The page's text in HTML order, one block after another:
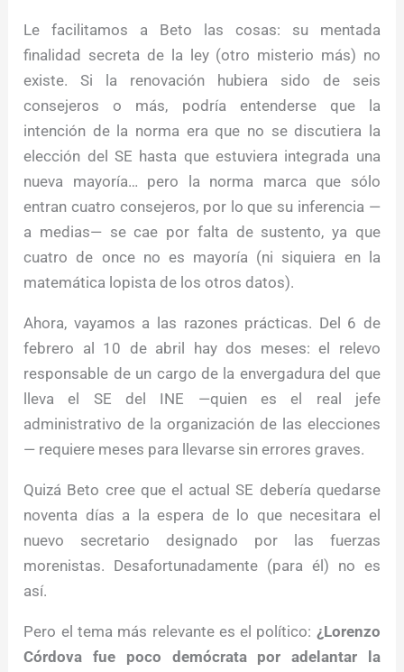
Le facilitamos a Beto las cosas: su mentada
finalidad secreta de la ley (otro misterio más) no
existe. Si la renovación hubiera sido de seis
consejeros o más, podría entenderse que la
intención de la norma era que no se discutiera la
elección del SE hasta que estuviera integrada una
nueva mayoría… pero la norma marca que sólo
entran cuatro consejeros, por lo que su inferencia —
a medias— se cae por falta de sustento, ya que
cuatro de once no es mayoría (ni siquiera en la
matemática lopista de los otros datos).
Ahora, vayamos a las razones prácticas. Del 6 de
febrero al 10 de abril hay dos meses: el relevo
responsable de un cargo de la envergadura del que
lleva el SE del INE —quien es el real jefe
administrativo de la organización de las elecciones
— requiere meses para llevarse sin errores graves.
Quizá Beto cree que el actual SE debería quedarse
noventa días a la espera de lo que necesitara el
nuevo secretario designado por las fuerzas
morenistas. Desafortunadamente (para él) no es
así.
Pero el tema más relevante es el político: ¿Lorenzo
Córdova fue poco demócrata por adelantar la